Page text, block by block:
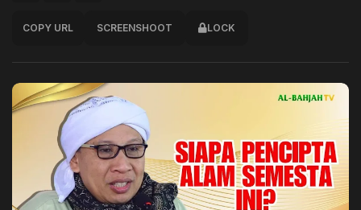
COPY URL SCREENSHOOT LOCK